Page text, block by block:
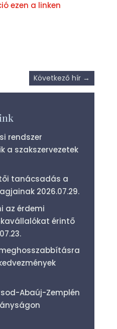
ezen a linken
Következő hír →
rendszer
a szakszervezetek
tanácsadás a
2026.07.29.
az érdemi
érintő
Abaúj-Zemplén